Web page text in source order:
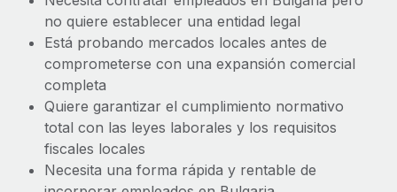
Movilidad y reubicación
Reubica a los empleados con facilidad.
Prestaciones
Gestiona las prestaciones de los empleados sin
complicaciones.
Integraciones con Gusto y Xero y Contractor
Management Plus
La misión de Remote sigue siendo ayudar a empresas de
todos los tamaños a contratar, gestionar y...
Más información
Pento se convierte en un empleador equitativo
no quiere establecer una entidad legal
Está probando mercados locales antes de
comprometerse con una expansión comercial
completa
Quiere garantizar el cumplimiento normativo
total con las leyes laborales y los requisitos
fiscales locales
Necesita una forma rápida y rentable de